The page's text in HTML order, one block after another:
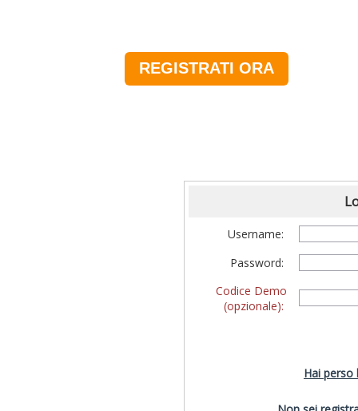
REGISTRATI ORA
Username:
Password:
Codice Demo
(opzionale):
Hai perso